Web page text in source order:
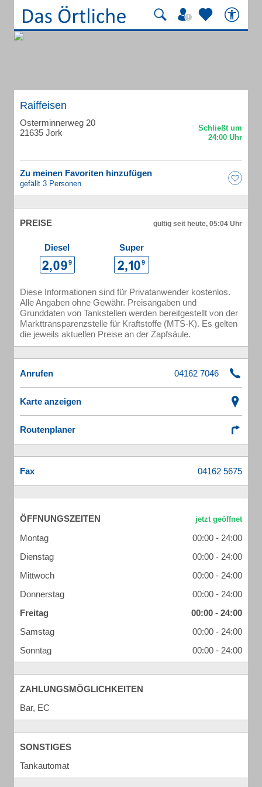
Raiffeisen
Osterminnerweg 20
21635 Jork
Zu meinen Favoriten hinzufügen
gefällt 3 Personen
PREISE gültig seit heute, 05:04 Uhr
Diesel Super
Diese Informationen sind für Privatanwender kostenlos.
Alle Angaben ohne Gewähr. Preisangaben und
Grunddaten von Tankstellen werden bereitgestellt von der
Markttransparenzstelle für Kraftstoffe (MTS-K). Es gelten
die jeweils aktuellen Preise an der Zapfsäule.
Anrufen
Karte anzeigen
Routenplaner
Fax
ÖFFNUNGSZEITEN
Montag
00:00 - 24:00
Dienstag
00:00 - 24:00
Mittwoch
00:00 - 24:00
Donnerstag
00:00 - 24:00
Freitag
00:00 - 24:00
Samstag
00:00 - 24:00
Sonntag
00:00 - 24:00
ZAHLUNGSMÖGLICHKEITEN
Bar, EC
SONSTIGES
Tankautomat